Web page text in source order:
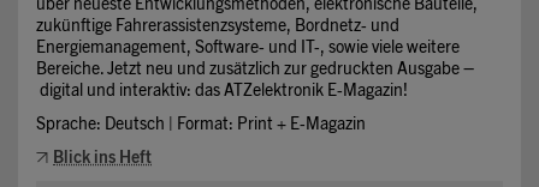
über neueste Entwicklungsmethoden, elektronische Bauteile,
zukünftige Fahrerassistenzsysteme, Bordnetz- und
Energiemanagement, Software- und IT-, sowie viele weitere
Bereiche. Jetzt neu und zusätzlich zur gedruckten Ausgabe –
digital und interaktiv: das ATZelektronik E-Magazin!
Sprache: Deutsch | Format: Print + E-Magazin
Blick ins Heft